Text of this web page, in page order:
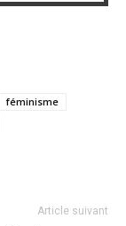
féminisme
Article suivant